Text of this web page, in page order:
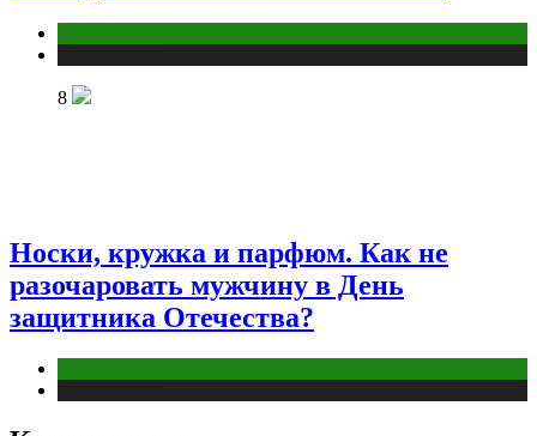
8
Носки, кружка и парфюм. Как не
разочаровать мужчину в День
защитника Отечества?